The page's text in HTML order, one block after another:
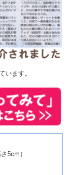
います。
5cm）